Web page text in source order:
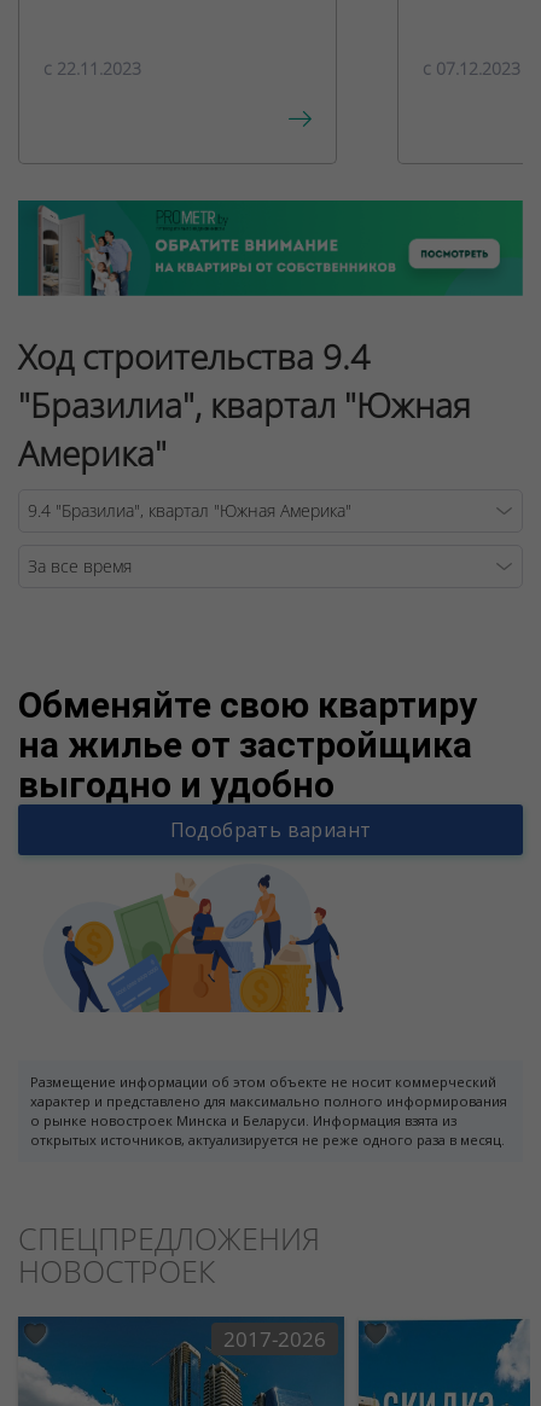
c 22.11.2023 c 07.12.2023
Ход строительства 9.4
"Бразилиа", квартал "Южная
Америка"
Обменяйте свою квартиру
на жилье от застройщика
выгодно и удобно
Подобрать вариант
Размещение информации об этом объекте не носит коммерческий
характер и представлено для максимально полного информирования
о рынке новостроек Минска и Беларуси. Информация взята из
открытых источников, актуализируется не реже одного раза в месяц.
СПЕЦПРЕДЛОЖЕНИЯ
НОВОСТРОЕК
2017-2026